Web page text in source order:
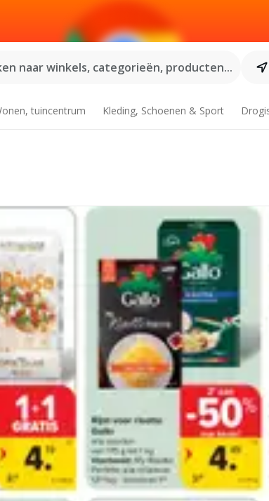
naar winkels, categorieën, producten...
tuincentrum Kleding, Schoenen & Sport